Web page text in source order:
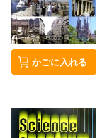
かごに入れる